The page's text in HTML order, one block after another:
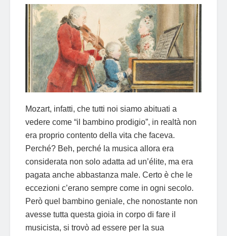
Mozart, infatti, che tutti noi siamo abituati a
vedere come “il bambino prodigio”, in realtà non
era proprio contento della vita che faceva.
Perché? Beh, perché la musica allora era
considerata non solo adatta ad un’élite, ma era
pagata anche abbastanza male. Certo è che le
eccezioni c’erano sempre come in ogni secolo.
Però quel bambino geniale, che nonostante non
avesse tutta questa gioia in corpo di fare il
musicista, si trovò ad essere per la sua